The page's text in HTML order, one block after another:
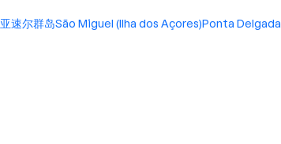
亚速尔群岛São Miguel (Ilha dos Açores)Ponta Delgada